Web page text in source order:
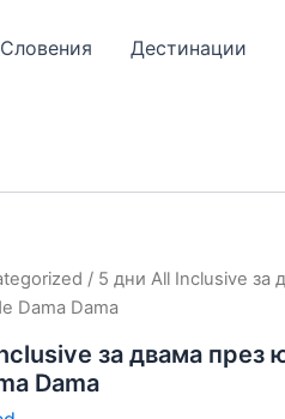
Словения Дестинации
/ 5 дни All Inclusive за
Dama Dama
за двама през
Dama